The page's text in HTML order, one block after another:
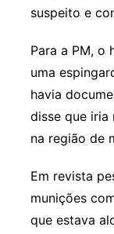
suspeito e
Para a PM, o
uma
havia
disse que iria
na região de
Em revista
munições
que estava